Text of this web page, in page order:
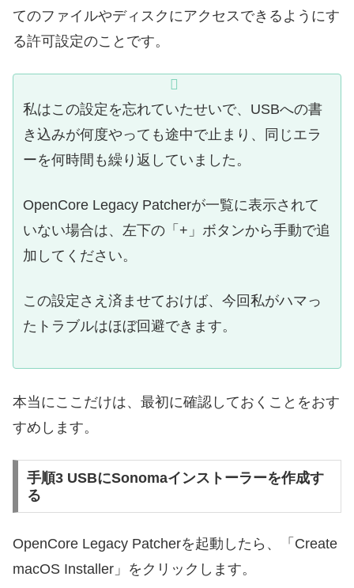
てのファイルやディスクにアクセスできるようにす
る許可設定のことです。
私はこの設定を忘れていたせいで、USBへの書
き込みが何度やっても途中で止まり、同じエラ
ーを何時間も繰り返していました。
OpenCore Legacy Patcherが一覧に表示されて
いない場合は、左下の「+」ボタンから手動で追
加してください。
この設定さえ済ませておけば、今回私がハマっ
たトラブルはほぼ回避できます。
本当にここだけは、最初に確認しておくことをおす
すめします。
手順3 USBにSonomaインストーラーを作成す
る
OpenCore Legacy Patcherを起動したら、「Create
macOS Installer」をクリックします。